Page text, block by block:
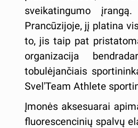
sveikatingumo
Prancūzijoje, jį platina
to, jis taip pat
organizacija
tobulėjančiais
Svel'Team Athlete
Įmonės aksesuarai
fluorescencinių spalvų